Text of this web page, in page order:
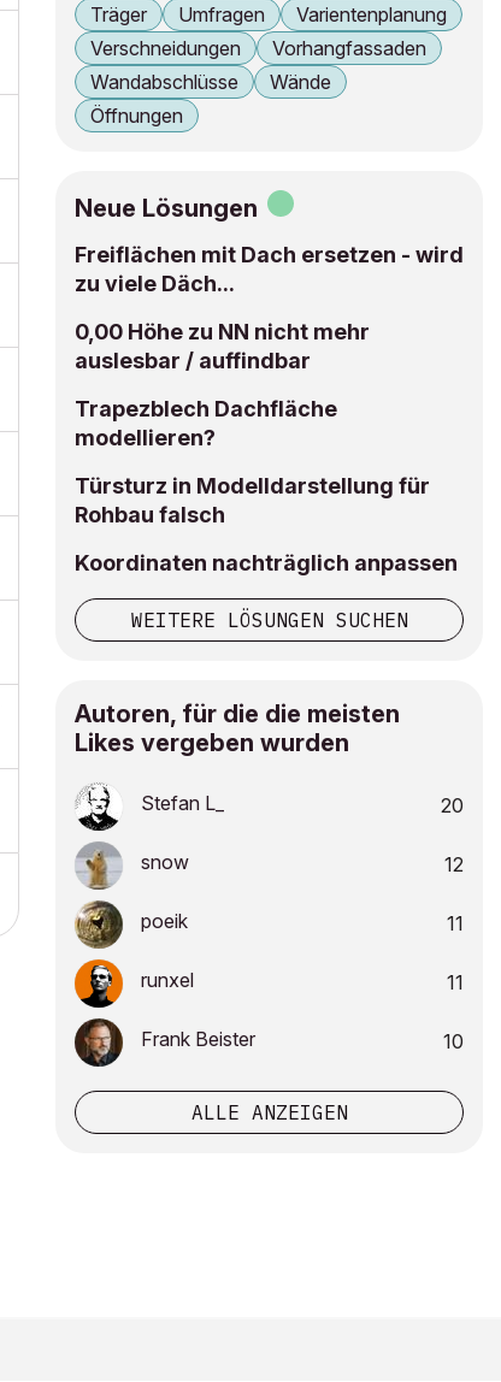
Träger
Umfragen
Varientenplanung
Verschneidungen
Vorhangfassaden
Wandabschlüsse
Wände
Öffnungen
Neue Lösungen
Freiflächen mit Dach ersetzen - wird
zu viele Däch...
0,00 Höhe zu NN nicht mehr
auslesbar / auffindbar
Trapezblech Dachfläche
modellieren?
Türsturz in Modelldarstellung für
Rohbau falsch
Koordinaten nachträglich anpassen
WEITERE LÖSUNGEN SUCHEN
Autoren, für die die meisten
Likes vergeben wurden
Stefan L_ 20
snow 12
poeik 11
runxel 11
Frank Beister 10
ALLE ANZEIGEN